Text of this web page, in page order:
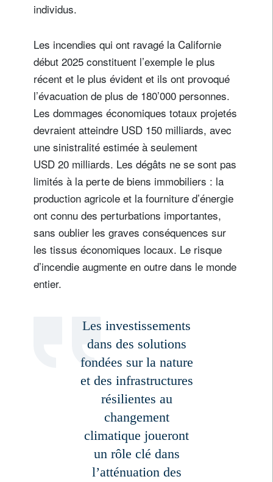
individus.
Les incendies qui ont ravagé la Californie
début 2025 constituent l’exemple le plus
récent et le plus évident et ils ont provoqué
l’évacuation de plus de 180’000 personnes.
Les dommages économiques totaux projetés
devraient atteindre USD 150 milliards, avec
une sinistralité estimée à seulement
USD 20 milliards. Les dégâts ne se sont pas
limités à la perte de biens immobiliers : la
production agricole et la fourniture d’énergie
ont connu des perturbations importantes,
sans oublier les graves conséquences sur
les tissus économiques locaux. Le risque
d’incendie augmente en outre dans le monde
entier.
Les investissements
dans des solutions
fondées sur la nature
et des infrastructures
résilientes au
changement
climatique joueront
un rôle clé dans
l’atténuation des